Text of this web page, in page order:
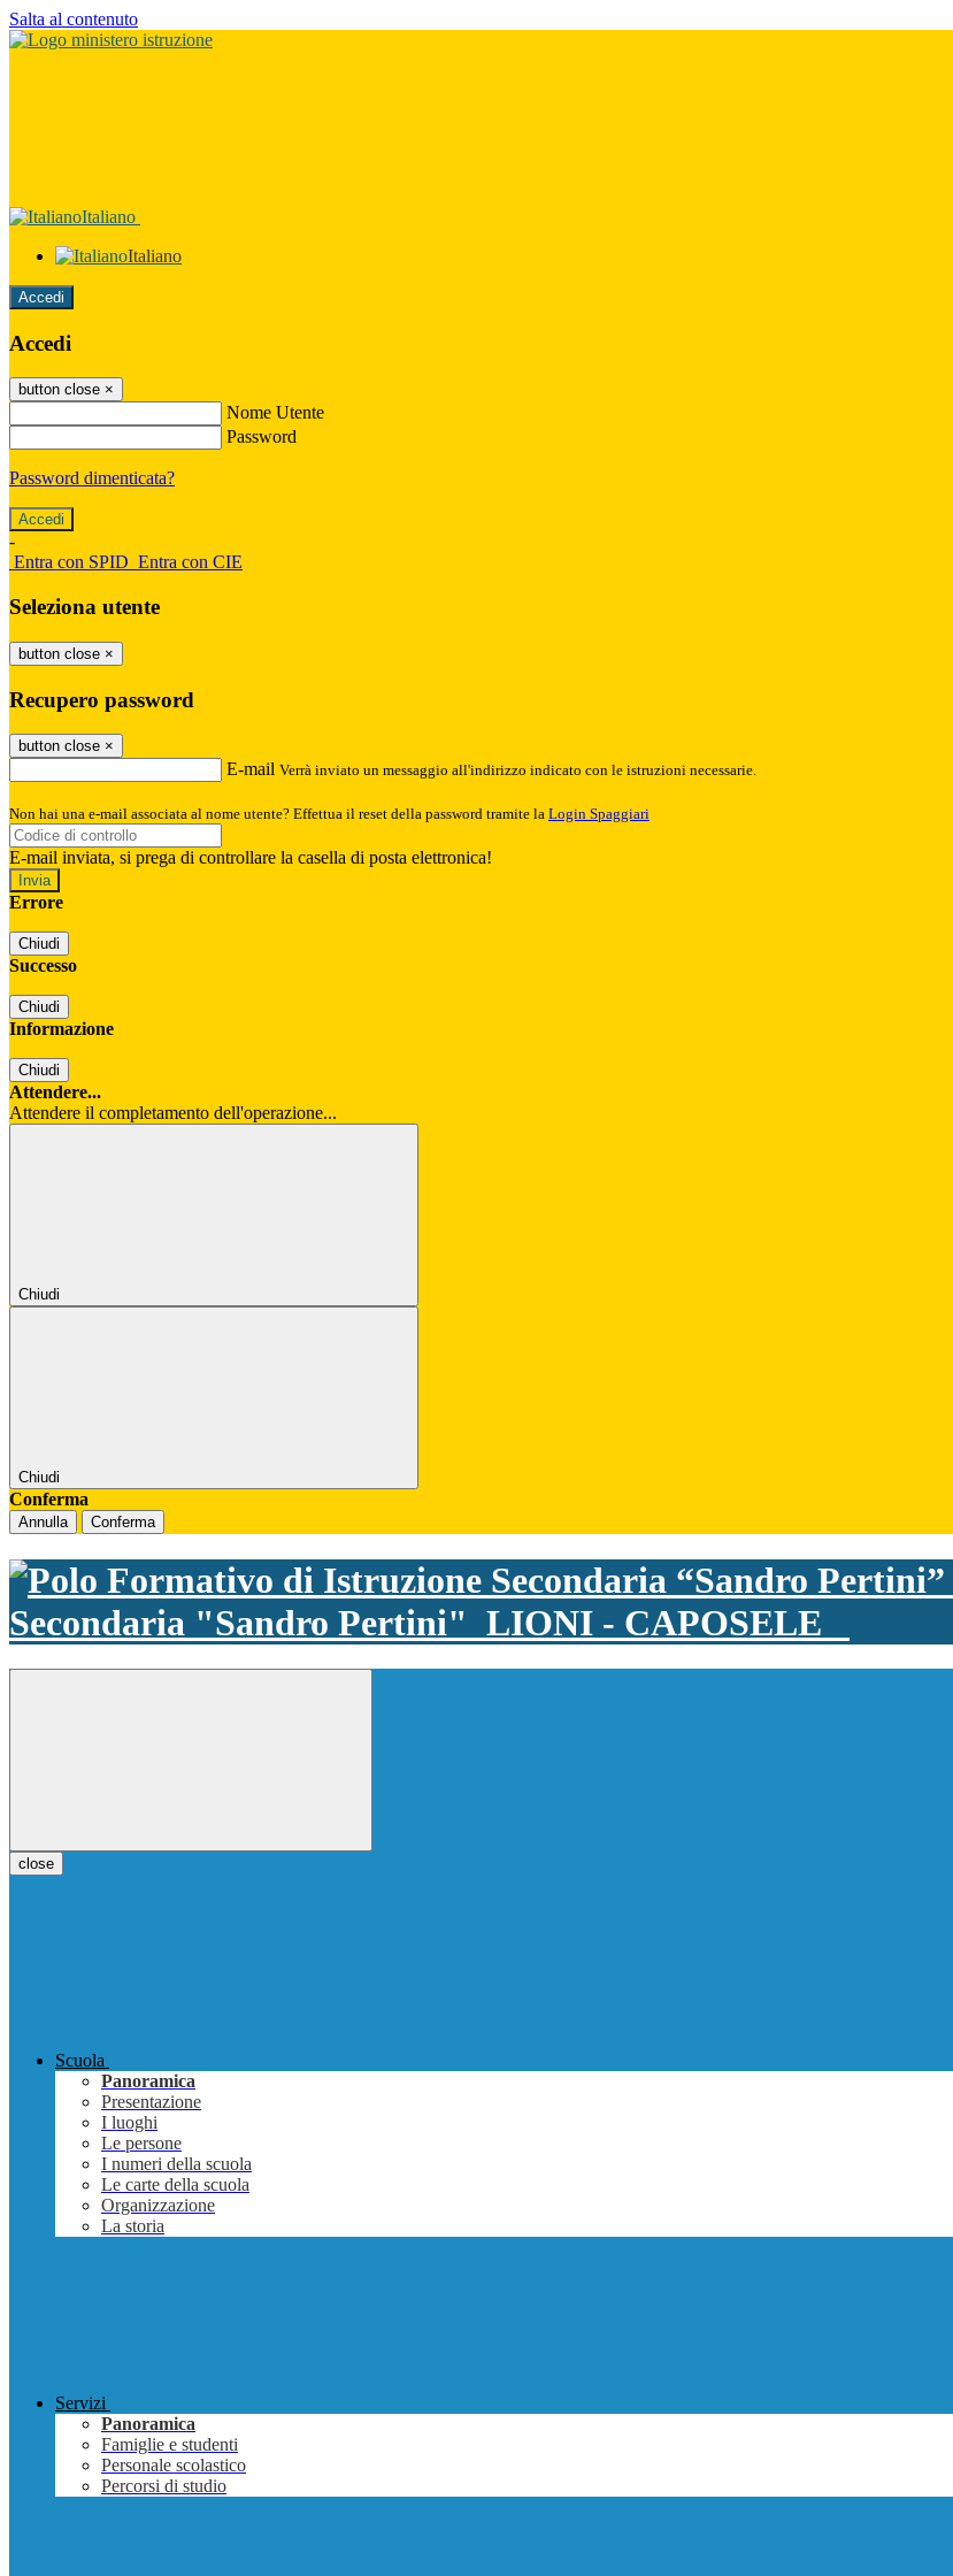
Salta al contenuto
Italiano
Italiano
Accedi
Accedi
button close ×
Nome Utente
Password
Password dimenticata?
-
Entra con SPID Entra con CIE
Seleziona utente
button close ×
Recupero password
button close ×
E-mail Verrà inviato un messaggio all'indirizzo indicato con le istruzioni necessarie.
Non hai una e-mail associata al nome utente? Effettua il reset della password tramite la Login Spaggiari
E-mail inviata, si prega di controllare la casella di posta elettronica!
Errore
Chiudi
Successo
Chiudi
Informazione
Chiudi
Attendere...
Attendere il completamento dell'operazione...
Chiudi
Chiudi
Conferma
Annulla Conferma
Secondaria "Sandro Pertini" LIONI - CAPOSELE
close
Scuola
Panoramica
Presentazione
I luoghi
Le persone
I numeri della scuola
Le carte della scuola
Organizzazione
La storia
Servizi
Panoramica
Famiglie e studenti
Personale scolastico
Percorsi di studio